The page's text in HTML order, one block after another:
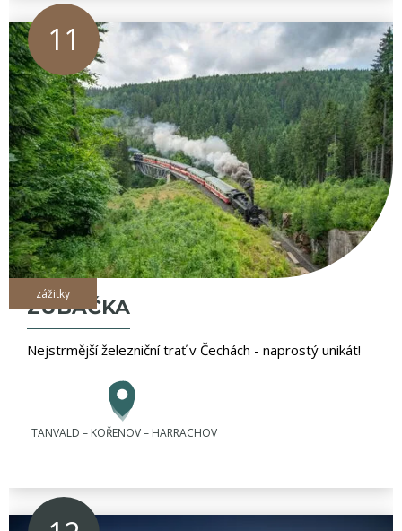
zážitky
11
ZUBAČKA
Nejstrmější železniční trať v Čechách - naprostý unikát!
TANVALD – KOŘENOV – HARRACHOV